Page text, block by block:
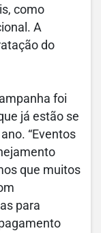
como
A
do
foi
já estão se
“Eventos
que muitos
para